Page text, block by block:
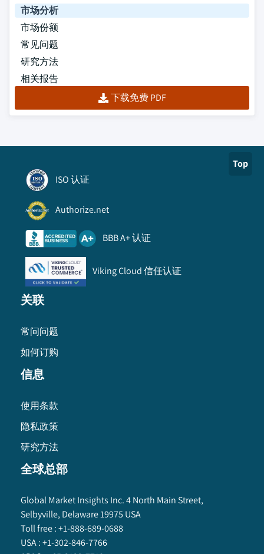
市场分析
市场份额
常见问题
研究方法
相关报告
下载免费 PDF
Top
ISO 认证
Authorize.net
BBB A+ 认证
Viking Cloud 信任认证
关联
常问问题
如何订购
信息
使用条款
隐私政策
研究方法
全球总部
Global Market Insights Inc. 4 North Main Street,
Selbyville, Delaware 19975 USA
Toll free :+1-888-689-0688
USA :+1-302-846-7766